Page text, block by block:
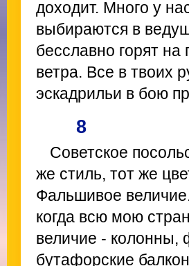
доходит. Много у
выбираются в
бесславно горят
ветра. Все в твоих
эскадрильи в бою
8
Советское
же стиль, тот же
Фальшивое
когда всю мою
величие -
бутафорские